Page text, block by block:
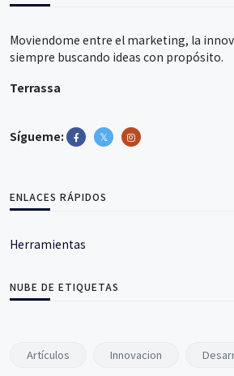
Moviendome entre el marketing, la
siempre buscando ideas con propósito.
Terrassa
Sígueme:
ENLACES RÁPIDOS
Herramientas
NUBE DE ETIQUETAS
Artículos Innovacion